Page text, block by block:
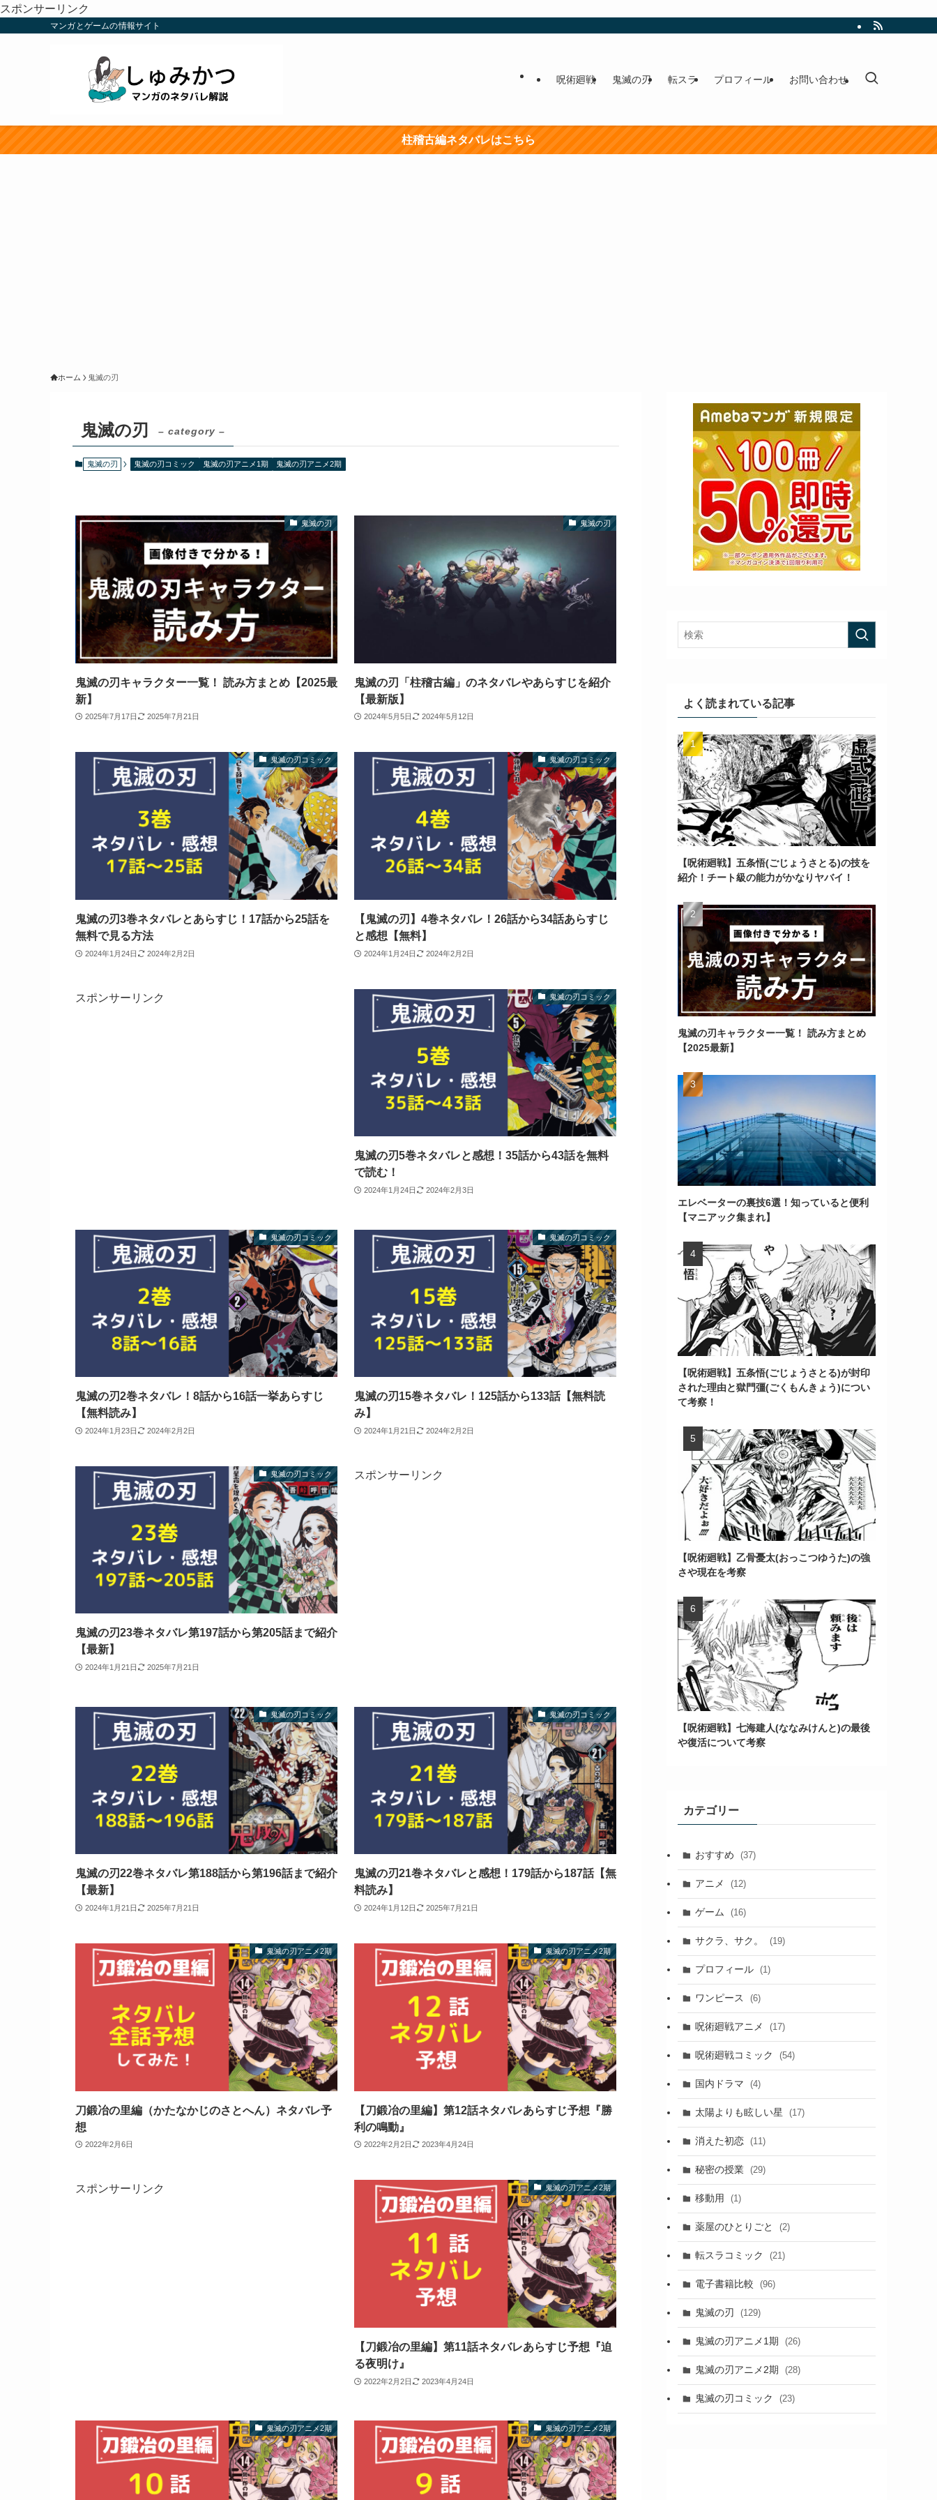
スポンサーリンク
マンガとゲームの情報サイト
呪術廻戦 鬼滅の刃 転スラ プロフィール お問い合わせ
柱稽古編ネタバレはこちら
ホーム 鬼滅の刃
鬼滅の刃 – category –
鬼滅の刃 鬼滅の刃コミック 鬼滅の刃アニメ1期 鬼滅の刃アニメ2期
鬼滅の刃
鬼滅の刃キャラクター一覧！ 読み方まとめ【2025最
新】
2025年7月17日 2025年7月21日
鬼滅の刃
鬼滅の刃「柱稽古編」のネタバレやあらすじを紹介
【最新版】
2024年5月5日 2024年5月12日
鬼滅の刃コミック
鬼滅の刃3巻ネタバレとあらすじ！17話から25話を
無料で見る方法
2024年1月24日 2024年2月2日
鬼滅の刃コミック
【鬼滅の刃】4巻ネタバレ！26話から34話あらすじ
と感想【無料】
2024年1月24日 2024年2月2日
スポンサーリンク 鬼滅の刃コミック
鬼滅の刃5巻ネタバレと感想！35話から43話を無料
で読む！
2024年1月24日 2024年2月3日
鬼滅の刃コミック
鬼滅の刃2巻ネタバレ！8話から16話一挙あらすじ
【無料読み】
2024年1月23日 2024年2月2日
鬼滅の刃コミック
鬼滅の刃15巻ネタバレ！125話から133話【無料読
み】
2024年1月21日 2024年2月2日
鬼滅の刃コミック
鬼滅の刃23巻ネタバレ第197話から第205話まで紹介
【最新】
2024年1月21日 2025年7月21日
スポンサーリンク
鬼滅の刃コミック
鬼滅の刃22巻ネタバレ第188話から第196話まで紹介
【最新】
2024年1月21日 2025年7月21日
鬼滅の刃コミック
鬼滅の刃21巻ネタバレと感想！179話から187話【無
料読み】
2024年1月12日 2025年7月21日
鬼滅の刃アニメ2期
刀鍛冶の里編（かたなかじのさとへん）ネタバレ予
想
2022年2月6日
鬼滅の刃アニメ2期
【刀鍛冶の里編】第12話ネタバレあらすじ予想『勝
利の鳴動』
2022年2月2日 2023年4月24日
スポンサーリンク 鬼滅の刃アニメ2期
【刀鍛冶の里編】第11話ネタバレあらすじ予想『迫
る夜明け』
2022年2月2日 2023年4月24日
鬼滅の刃アニメ2期 鬼滅の刃アニメ2期
よく読まれている記事
【呪術廻戦】五条悟(ごじょうさとる)の技を
紹介！チート級の能力がかなりヤバイ！
鬼滅の刃キャラクター一覧！ 読み方まとめ
【2025最新】
エレベーターの裏技6選！知っていると便利
【マニアック集まれ】
【呪術廻戦】五条悟(ごじょうさとる)が封印
された理由と獄門彊(ごくもんきょう)につい
て考察！
【呪術廻戦】乙骨憂太(おっこつゆうた)の強
さや現在を考察
【呪術廻戦】七海建人(ななみけんと)の最後
や復活について考察
カテゴリー
おすすめ (37)
アニメ (12)
ゲーム (16)
サクラ、サク。 (19)
プロフィール (1)
ワンピース (6)
呪術廻戦アニメ (17)
呪術廻戦コミック (54)
国内ドラマ (4)
太陽よりも眩しい星 (17)
消えた初恋 (11)
秘密の授業 (29)
移動用 (1)
薬屋のひとりごと (2)
転スラコミック (21)
電子書籍比較 (96)
鬼滅の刃 (129)
鬼滅の刃アニメ1期 (26)
鬼滅の刃アニメ2期 (28)
鬼滅の刃コミック (23)